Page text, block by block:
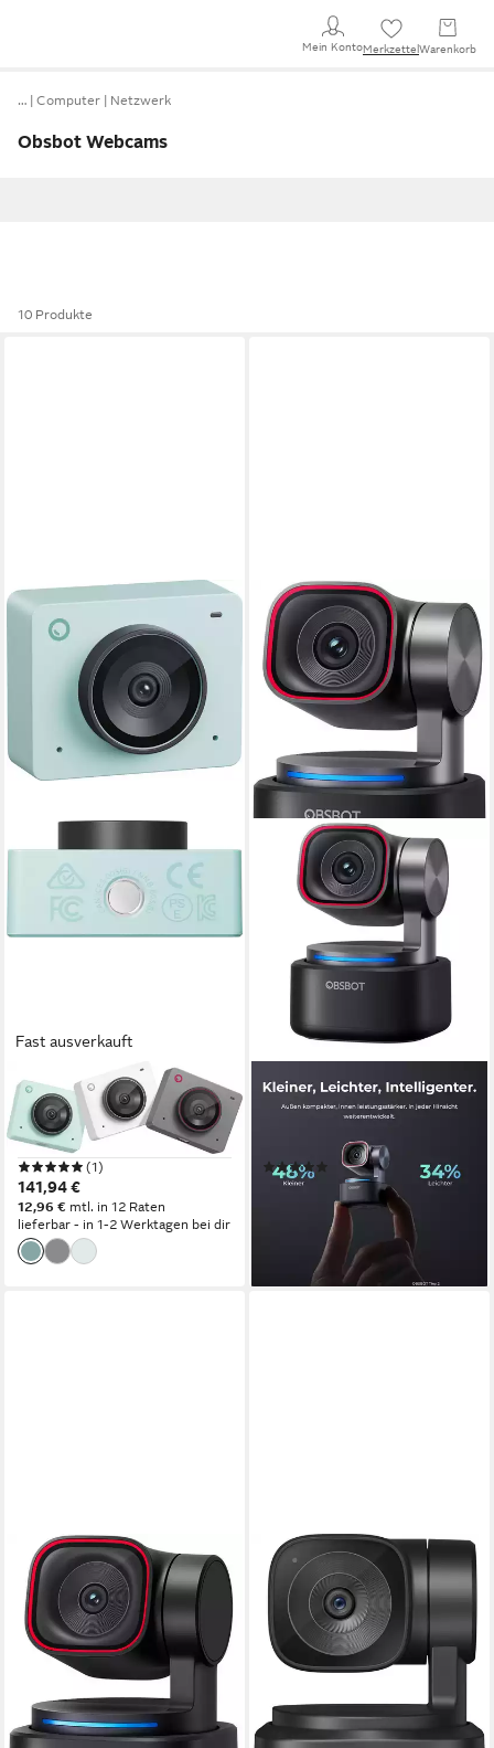
Mein KontoMerkzettel Warenkorb
… Computer Netzwerk
Obsbot Webcams
10 Produkte
Fast ausverkauft
OBSBOT
Meet 2 Webcam
4K Ultra HD Auflösung Video
(1)
141,94 €
12,96 € mtl. in 12 Raten
lieferbar - in 1-2 Werktagen bei dir
OBSBOT
OBSBOT TINY 3 Webcam
Auflösung Video
(1)
379,00 €
mtl. in 24 Raten
lieferbar - in 1-2 Werktagen bei dir